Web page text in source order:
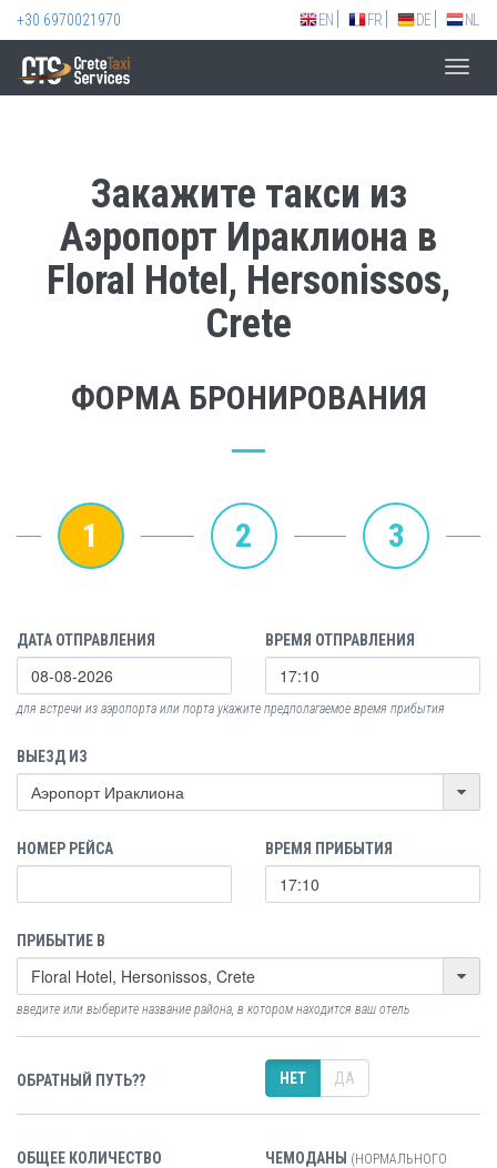
+30 6970021970 EN FR DE NL
Закажите такси из
Аэропорт Ираклиона в
Floral Hotel, Hersonissos,
Crete
ФОРМА БРОНИРОВАНИЯ
1 2 3
ДАТА ОТПРАВЛЕНИЯ ВРЕМЯ ОТПРАВЛЕНИЯ
для встречи из аэропорта или порта укажите предполагаемое время прибытия
ВЫЕЗД ИЗ
НОМЕР РЕЙСА ВРЕМЯ ПРИБЫТИЯ
ПРИБЫТИЕ В
введите или выберите название района, в котором находится ваш отель
ОБРАТНЫЙ ПУТЬ?? НЕТ ДА
ОБЩЕЕ КОЛИЧЕСТВО
ЧЕМОДАНЫ (НОРМАЛЬНОГО